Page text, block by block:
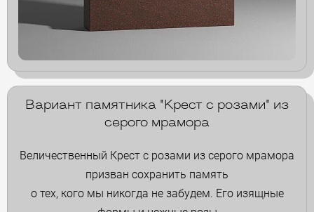
Вариант памятника "Крест с розами" из
серого мрамора
Величественный Крест с розами из серого мрамора
призван сохранить память
о тех, кого мы никогда не забудем. Его изящные